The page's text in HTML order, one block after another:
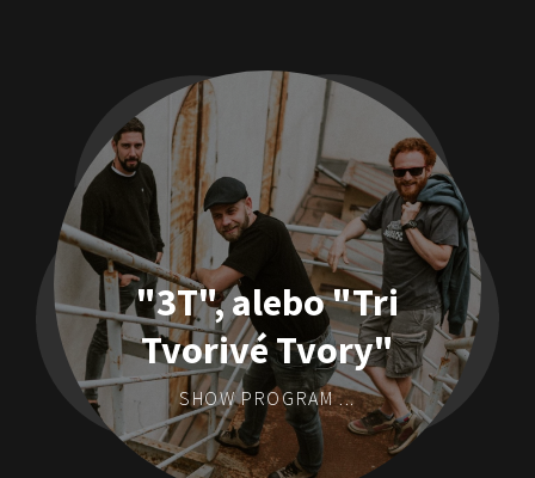
"3T", alebo "Tri
Tvorivé Tvory"
SHOW PROGRAM ...